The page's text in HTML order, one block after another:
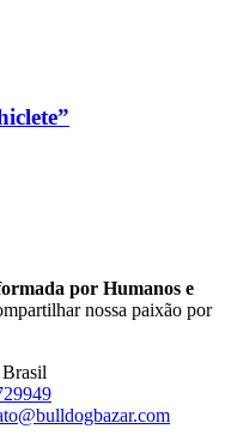
por Humanos e
nossa paixão por